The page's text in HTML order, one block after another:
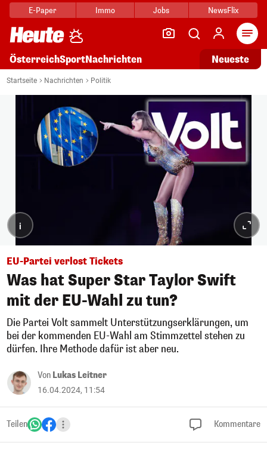
E-Paper Immo Jobs NewsFlix
ÖsterreichSportNachrichten Neueste
Startseite Nachrichten Politik
i
EU-Partei verlost Tickets
Was hat Super Star Taylor Swift
mit der EU-Wahl zu tun?
Die Partei Volt sammelt Unterstützungserklärungen, um
bei der kommenden EU-Wahl am Stimmzettel stehen zu
dürfen. Ihre Methode dafür ist aber neu.
Von Lukas Leitner
16.04.2024, 11:54
Teilen Kommentare